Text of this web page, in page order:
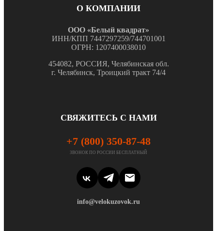
О КОМПАНИИ
ООО «Белый квадрат»
ИНН/КПП 7447297259/744701001
ОГРН: 1207400038010
454082, РОССИЯ, Челябинская обл.
г. Челябинск, Троицкий тракт 74/4
СВЯЖИТЕСЬ С НАМИ
+7 (800) 350-87-48
ЗВОНОК ПО РОССИИ БЕСПЛАТНЫЙ
info@velokuzovok.ru